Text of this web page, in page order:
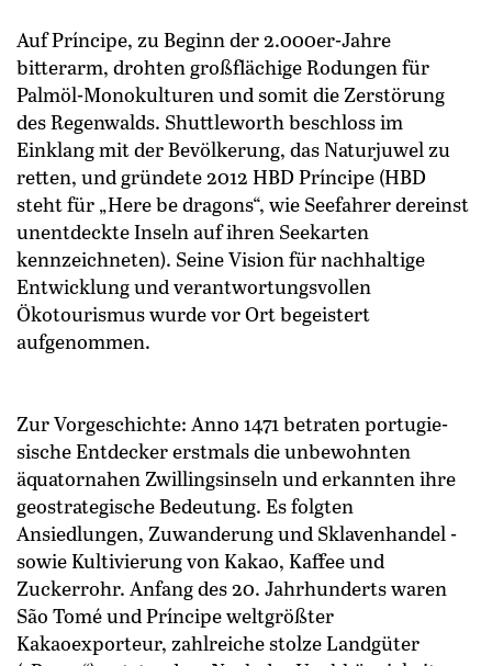
Auf Príncipe, zu Beginn der 2.000er-Jahre
bitterarm, drohten großflächige Rodungen für
Palmöl-Monokulturen und somit die Zerstörung
des Regenwalds. Shuttleworth beschloss im
Einklang mit der Bevölkerung, das Naturjuwel zu
retten, und gründete 2012 HBD Príncipe (HBD
steht für „Here be dragons“, wie Seefahrer dereinst
unentdeckte Inseln auf ihren Seekarten
kennzeichneten). Seine Vision für nachhaltige
Entwicklung und verantwortungsvollen
Ökotourismus wurde vor Ort begeistert
aufgenommen.
Zur Vorgeschichte: Anno 1471 betraten portugie­
sische Entdecker erstmals die unbewohnten
äquatornahen Zwillingsinseln und erkannten ihre
geostrategische Bedeutung. Es folgten
Ansiedlungen, Zuwanderung und Sklavenhandel ­
sowie Kultivierung von Kakao, Kaffee und
Zuckerrohr. Anfang des 20. Jahrhunderts waren
São Tomé und Príncipe weltgrößter
Kakaoexporteur, zahlreiche stolze Landgüter